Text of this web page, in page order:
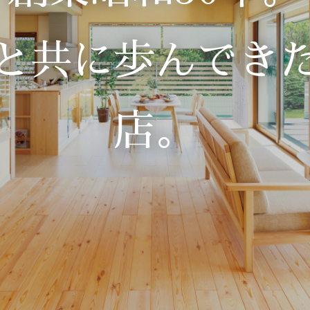
共に歩んでき
店。